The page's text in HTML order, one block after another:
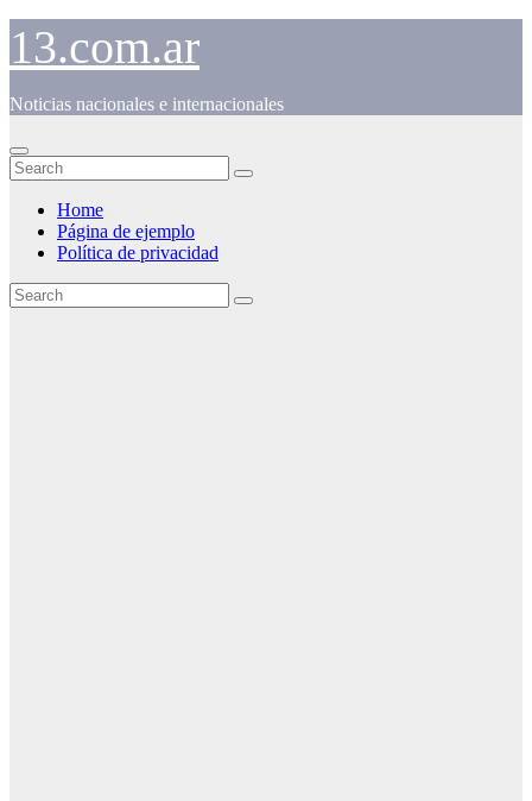
Skip
content
13.com.ar
Noticias nacionales e internacionales
Home
Página de ejemplo
Política de privacidad